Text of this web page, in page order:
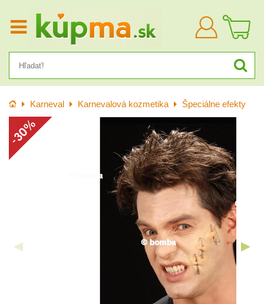
Prihlásiť
sa
Úvod Karneval Karnevalová kozmetika Špeciálne efekty